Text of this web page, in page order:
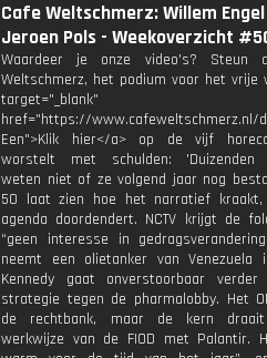
Cafe Weltschmerz: Willem
Jeroen Pols - Weekoverzicht
Waardeer je onze video's? Steun
Weltschmerz, het podium voor het vrije
target="_blank"
href="https://www.cafeweltschmerz.nl/
Een">Klik hier</a> op de vijf
worstelt met schulden: 'Duizenden
weten niet of ze volgend jaar nog
50 laat zien hoe het narratief
agenda doordendert. NCTV krijgt de
“geen interesse in
neemt een olietanker van Venezuela
Kennedy gaat onverstoorbaar
strategie tegen de pharmalobby. Het
de rechtbank, maar de kern
werkwijze van de FIOD met Palantir.